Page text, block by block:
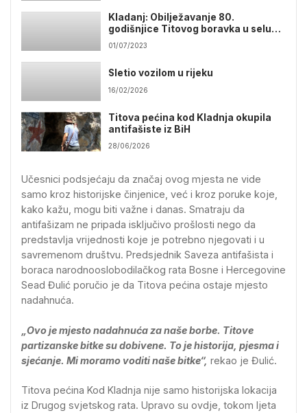
Kladanj: Obilježavanje 80.
godišnjice Titovog boravka u selu
Plahovići
01/07/2023
Sletio vozilom u rijeku
16/02/2026
Titova pećina kod Kladnja okupila
antifašiste iz BiH
28/06/2026
Učesnici podsjećaju da značaj ovog mjesta ne vide
samo kroz historijske činjenice, već i kroz poruke koje,
kako kažu, mogu biti važne i danas. Smatraju da
antifašizam ne pripada isključivo prošlosti nego da
predstavlja vrijednosti koje je potrebno njegovati i u
savremenom društvu. Predsjednik Saveza antifašista i
boraca narodnooslobodilačkog rata Bosne i Hercegovine
Sead Đulić poručio je da Titova pećina ostaje mjesto
nadahnuća.
„Ovo je mjesto nadahnuća za naše borbe. Titove
partizanske bitke su dobivene. To je historija, pjesma i
sjećanje. Mi moramo voditi naše bitke“, rekao je Đulić.
Titova pećina Kod Kladnja nije samo historijska lokacija
iz Drugog svjetskog rata. Upravo su ovdje, tokom ljeta